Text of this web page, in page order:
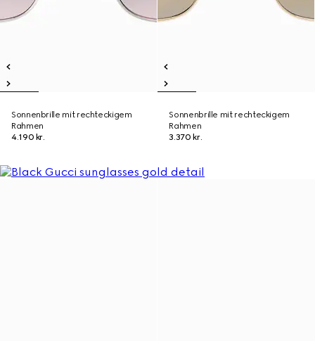
Sonnenbrille mit rechteckigem
Rahmen
4.190 kr.
Sonnenbrille mit rechteckigem
Rahmen
3.370 kr.